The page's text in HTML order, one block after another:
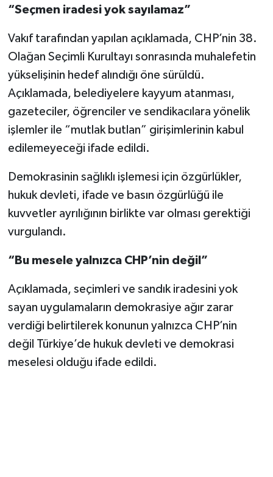
“Seçmen iradesi yok sayılamaz”
Vakıf tarafından yapılan açıklamada, CHP’nin 38.
Olağan Seçimli Kurultayı sonrasında muhalefetin
yükselişinin hedef alındığı öne sürüldü.
Açıklamada, belediyelere kayyum atanması,
gazeteciler, öğrenciler ve sendikacılara yönelik
işlemler ile “mutlak butlan” girişimlerinin kabul
edilemeyeceği ifade edildi.
Demokrasinin sağlıklı işlemesi için özgürlükler,
hukuk devleti, ifade ve basın özgürlüğü ile
kuvvetler ayrılığının birlikte var olması gerektiği
vurgulandı.
“Bu mesele yalnızca CHP’nin değil”
Açıklamada, seçimleri ve sandık iradesini yok
sayan uygulamaların demokrasiye ağır zarar
verdiği belirtilerek konunun yalnızca CHP’nin
değil Türkiye’de hukuk devleti ve demokrasi
meselesi olduğu ifade edildi.